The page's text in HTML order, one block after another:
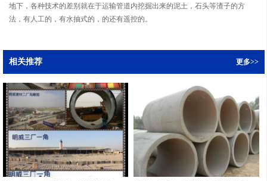
地下，各种技术的差别就在于运输管道内挖掘出来的泥土，石头等渣子的方
法，有人工的，有水抽式的，的还有遥控的。
相关推荐 更多>>